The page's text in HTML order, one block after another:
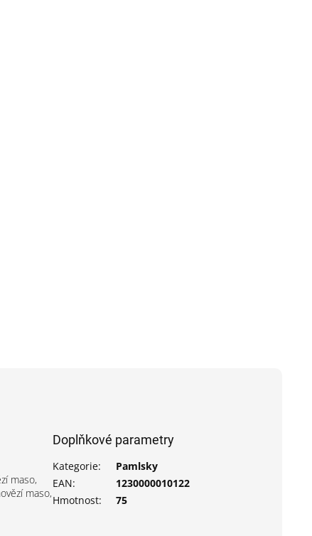
maso,
maso,
Doplňkové parametry
Kategorie:
Pamlsky
EAN:
1230000010122
Hmotnost: 75